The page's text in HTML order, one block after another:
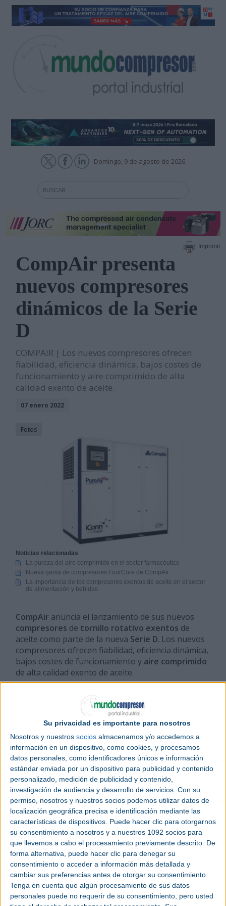
Su privacidad es importante para nosotros
Nosotros y nuestros socios almacenamos y/o accedemos a
información en un dispositivo, como cookies, y procesamos
datos personales, como identificadores únicos e información
estándar enviada por un dispositivo para publicidad y contenido
personalizado, medición de publicidad y contenido,
investigación de audiencia y desarrollo de servicios. Con su
permiso, nosotros y nuestros socios podemos utilizar datos de
localización geográfica precisa e identificación mediante las
características de dispositivos. Puede hacer clic para otorgarnos
su consentimiento a nosotros y a nuestros 1092 socios para
que llevemos a cabo el procesamiento previamente descrito. De
forma alternativa, puede hacer clic para denegar su
consentimiento o acceder a información más detallada y
cambiar sus preferencias antes de otorgar su consentimiento.
Tenga en cuenta que algún procesamiento de sus datos
personales puede no requerir de su consentimiento, pero usted
Domingo, 9 de agosto de 2026
Imprimir
CompAir presenta
nuevos compresores
dinámicos de la Serie
D
COMPAIR | Los nuevos compresores ofrecen
fiabilidad, eficiencia dinámica, bajos costes de
funcionamiento y aire comprimido de alta
calidad exento de aceite.
07 enero 2022
Fotos
Noticias relacionadas
La pureza del aire comprimido en el sector farmacéutico
Nueva gama de compresores FourCore de CompAir
La importancia de los compresores exentos de aceite en el sector
de alimentación y bebidas
CompAir anuncia el lanzamiento de sus nuevos
compresores de tornillo rotativo exentos de
aceite como parte de la nueva Serie D. Los nuevos
compresores ofrecen fiabilidad, eficiencia dinámica,
bajos costes de funcionamiento y aire comprimido
de alta calidad exento de aceite.
La nueva gama incluye modelos refrigerados por
aire y agua de 37 a 75 kW, con velocidad constante
y variable (RS), que ofrecen aire 100 % exento de
aceite conforme a la normaISO 8573-1:2010Clase
0para las aplicaciones más delicadas: alimentación
y bebidas, farmacia, textil, electrónica, etc.
Los elementos decompresiónno utilizan aceite
para sellar o lubricar los rotores ni para refrigerar
directamente el proceso de compresión. De esta
forma, reducen el riesgo y el coste que
representan el tiempo improductivo y la
contaminación del producto.
En los modelos RS, la combinación demotores
velocidad variablee imanes permanentes híbridos
(HPM®) aporta un rendimiento excepcional y
reduce el consumo de energía. Con la mejor
eficiencia energéticade su categoría y un ahorro